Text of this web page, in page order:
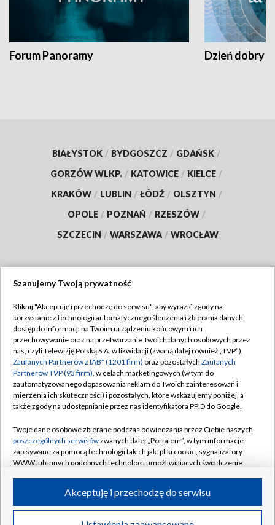
Forum Panoramy Dzień dobry
BIAŁYSTOK / BYDGOSZCZ / GDAŃSK /
GORZÓW WLKP. / KATOWICE / KIELCE /
KRAKÓW / LUBLIN / ŁÓDŹ / OLSZTYN /
OPOLE / POZNAŃ / RZESZÓW /
SZCZECIN / WARSZAWA / WROCŁAW
TVP
Abonament TVP
Emisja w TVP
Centrum informacji TVP
Naziemna Telewizja Cyfrowa
Rada Programowa
System NOS
Informacje o nadawcy
Program dla prasy
Regulamin TVP
Polityka prywatności
Moje zgody
Pomoc
Kontakt
Kanały
©2026 Telewizja Polska S.A. w likwidacji
Szanujemy Twoją prywatność
Kliknij "Akceptuję i przechodzę do serwisu", aby wyrazić zgody na
korzystanie z technologii automatycznego śledzenia i zbierania danych,
dostęp do informacji na Twoim urządzeniu końcowym i ich
przechowywanie oraz na przetwarzanie Twoich danych osobowych przez
nas, czyli Telewizję Polską S.A. w likwidacji (zwaną dalej również „TVP”),
Zaufanych Partnerów z IAB* (1201 firm) oraz pozostałych Zaufanych
Partnerów TVP (93 firm), w celach marketingowych (w tym do
zautomatyzowanego dopasowania reklam do Twoich zainteresowań i
mierzenia ich skuteczności) i pozostałych, które wskazujemy poniżej, a
także zgody na udostępnianie przez nas identyfikatora PPID do Google.
Twoje dane osobowe zbierane podczas odwiedzania przez Ciebie naszych
poszczególnych serwisówzwanych dalej „Portalem”, w tym informacje
zapisywane za pomocą technologii takich jak: pliki cookie, sygnalizatory
WWW lub innych podobnych technologii umożliwiających świadczenie
ruchu w Internecie.
Twoje dane osobowe zbierane podczas odwiedzania przez Ciebie
Akceptuję i przechodzę do serwisu